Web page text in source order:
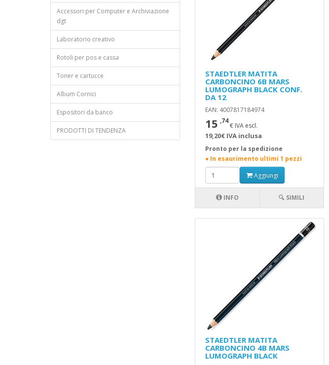
Accessori per Computer e Archiviazione
dgt
Laboratorio creativo
Rotoli per pos e cassa
Toner e cartucce
Album Cornici
Espositori da banco
PRODOTTI DI TENDENZA
STAEDTLER MATITA
CARBONCINO 6B MARS
LUMOGRAPH BLACK CONF.
DA 12
EAN: 4007817184974
15 ,74
€ IVA escl.
19,20€ IVA inclusa
Pronto per la spedizione
● In esaurimento ultimi 1 pezzi
Aggiungi
INFO 🔍 SIMILI
STAEDTLER MATITA
CARBONCINO 4B MARS
LUMOGRAPH BLACK